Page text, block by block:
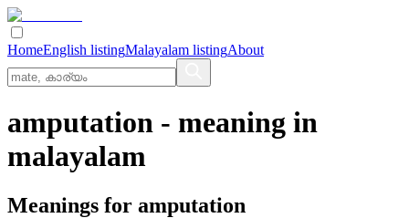
HomeEnglish listingMalayalam listingAbout
amputation - meaning in
malayalam
Meanings for amputation